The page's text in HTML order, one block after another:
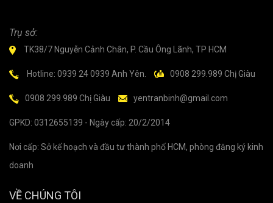
Trụ sở:
TK38/7 Nguyễn Cảnh Chân, P. Cầu Ông Lãnh, TP HCM
Hotline: 0939 24 0939 Anh Yên. 0908 299.989 Chị Giàu
0908 299.989 Chị Giàu yentranbinh@gmail.com
GPKD: 0312655139 - Ngày cấp: 20/2/2014
Nơi cấp: Sở kế hoạch và đầu tư thành phố HCM, phòng đăng ký kinh
doanh
VỀ CHÚNG TÔI